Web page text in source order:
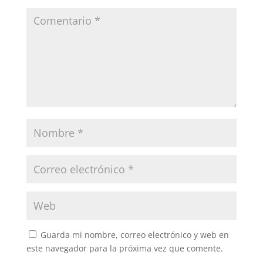
Guarda mi nombre, correo electrónico y web en
este navegador para la próxima vez que comente.